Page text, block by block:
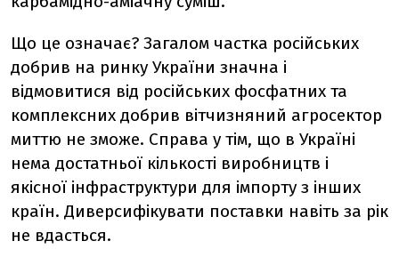
Що це означає? Загалом частка російських
добрив на ринку України значна і
відмовитися від російських фосфатних та
комплексних добрив вітчизняний агросектор
миттю не зможе. Справа у тім, що в Україні
нема достатньої кількості виробництв і
якісної інфраструктури для імпорту з інших
країн. Диверсифікувати поставки навіть за рік
не вдасться.